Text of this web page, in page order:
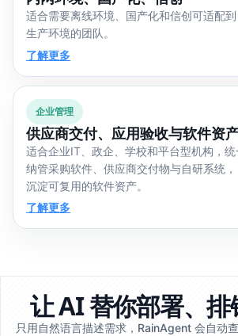
适合需要离线环境、国产化和信创可适配到
生产环境的团队。
了解更多
企业管理
供应商交付、应用验收与软件资
适合企业IT、政企、学校和平台型机构，统
纳管采购软件、供应商交付物与自研系统，
沉淀可复用的软件资产。
了解更多
让 AI 替你部署、
只用自然语言描述需求，RainAgent 会自动